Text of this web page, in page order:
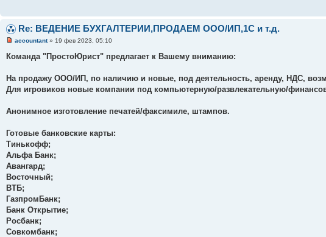
Re: ВЕДЕНИЕ БУХГАЛТЕРИИ,ПРОДАЕМ ООО/ИП,1C и т.д.
accountant» 19 фев 2023, 05:10
Команда "ПростоЮрист" предлагает к Вашему вниманию:
На продажу ООО/ИП, по наличию и новые, под деятельность, аренду, НДС,
Для игровиков новые компании под компьютерную/развлекательную/
Анонимное изготовление печатей/факсимиле, штампов.
Готовые банковские карты:
Тинькофф;
Альфа Банк;
Авангард;
Восточный;
ВТБ;
ГазпромБанк;
Банк Открытие;
Росбанк;
Совкомбанк;